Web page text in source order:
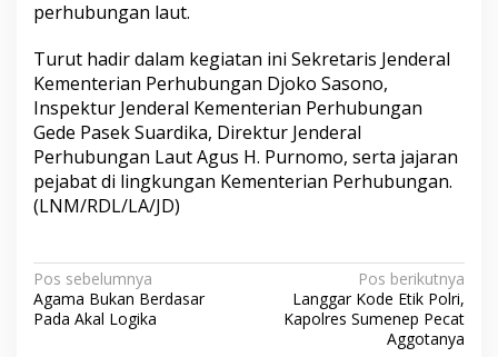
perhubungan laut.
Turut hadir dalam kegiatan ini Sekretaris Jenderal
Kementerian Perhubungan Djoko Sasono,
Inspektur Jenderal Kementerian Perhubungan
Gede Pasek Suardika, Direktur Jenderal
Perhubungan Laut Agus H. Purnomo, serta jajaran
pejabat di lingkungan Kementerian Perhubungan.
(LNM/RDL/LA/JD)
N
a
Pos sebelumnya
Agama Bukan Berdasar
Pada Akal Logika
Pos berikutnya
Langgar Kode Etik Polri,
Kapolres Sumenep Pecat
Aggotanya